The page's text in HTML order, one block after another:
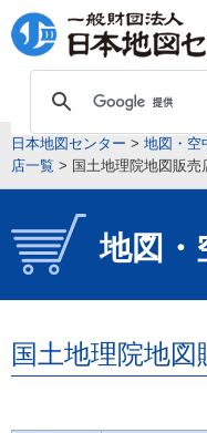
日本地図センター > 地図・空
店一覧 > 国土地理院地図販
地図・
国土地理院地